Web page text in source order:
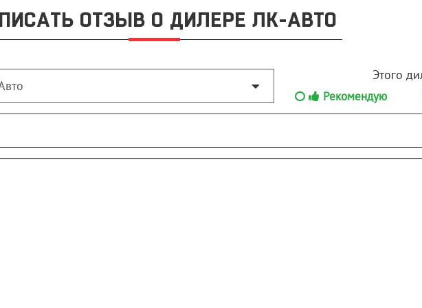
ОТЗЫВ О ДИЛЕРЕ ЛК-АВТО
Этого
Рекомендую